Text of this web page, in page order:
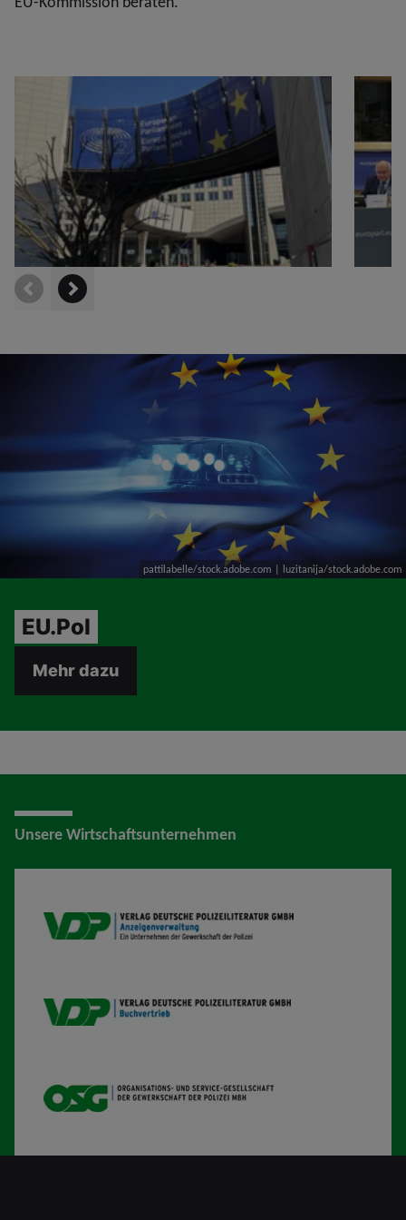
prev next
pattilabelle/stock.adobe.com | luzitanija/stock.adobe.com
EU.Pol
Mehr dazu
Unsere Wirtschaftsunternehmen
VDP AV
VDP B
OSG